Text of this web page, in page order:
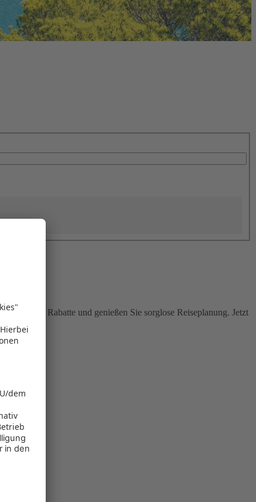
attraktive Rabatte und genießen Sie sorglose Reiseplanung. Jetzt